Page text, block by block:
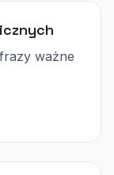
ważne